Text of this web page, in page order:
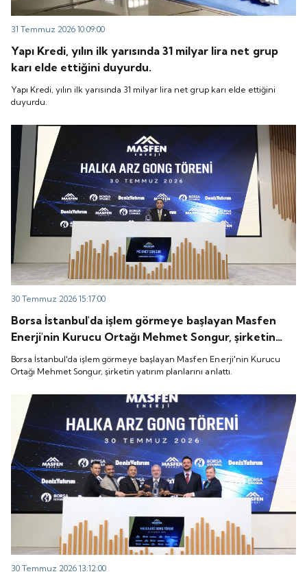
31 Temmuz 2026 10:09:00
Yapı Kredi, yılın ilk yarısında 31 milyar lira net grup
karı elde ettiğini duyurdu.
Yapı Kredi, yılın ilk yarısında 31 milyar lira net grup karı elde ettiğini
duyurdu.
30 Temmuz 2026 15:17:00
Borsa İstanbul'da işlem görmeye başlayan Masfen
Enerji'nin Kurucu Ortağı Mehmet Songur, şirketin
yatırım planlarını anlattı.
Borsa İstanbul'da işlem görmeye başlayan Masfen Enerji'nin Kurucu
Ortağı Mehmet Songur, şirketin yatırım planlarını anlattı.
30 Temmuz 2026 13:12:00